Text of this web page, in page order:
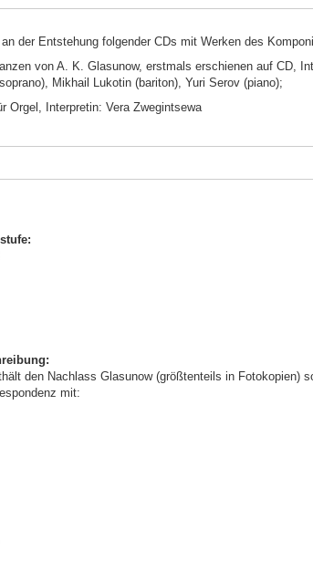
der Entstehung folgender CDs mit Werken des
von A. K. Glasunow, erstmals erschienen auf CD,
Mikhail Lukotin (bariton), Yuri Serov (piano);
Orgel, Interpretin: Vera Zwegintsewa
den Nachlass Glasunow (größtenteils in Fotokopien)
mit: